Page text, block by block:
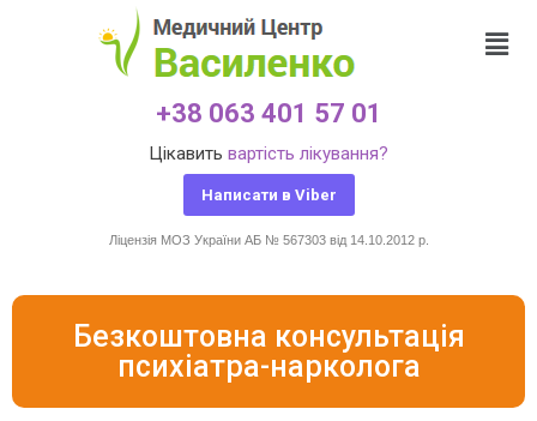
+38 063 401 57 01
Цікавить вартість лікування?
Написати в Viber
Ліцензія МОЗ України АБ № 567303 від 14.10.2012 р.
Безкоштовна консультація
психіатра-нарколога